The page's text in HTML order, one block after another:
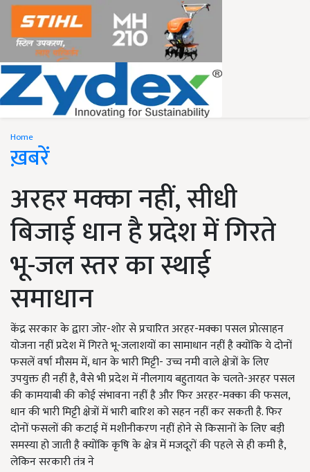
Home
ख़बरें
अरहर मक्का नहीं, सीधी
बिजाई धान है प्रदेश में गिरते
भू-जल स्तर का स्थाई
समाधान
केंद्र सरकार के द्वारा जोर-शोर से प्रचारित अरहर-मक्का पसल प्रोत्साहन
योजना नहीं प्रदेश में गिरते भू-जलाशयों का सामाधान नहीं है क्योंकि ये दोनों
फसलें वर्षा मौसम में, धान के भारी मिट्टी- उच्च नमी वाले क्षेत्रों के लिए
उपयुक्त ही नहीं है, वैसे भी प्रदेश में नीलगाय बहुतायत के चलते-अरहर पसल
की कामयाबी की कोई संभावना नहीं है और फिर अरहर-मक्का की फसल,
धान की भारी मिट्टी क्षेत्रों में भारी बारिश को सहन नहीं कर सकती है. फिर
दोनों फसलों की कटाई में मशीनीकरण नहीं होने से किसानों के लिए बड़ी
समस्या हो जाती है क्योंकि कृषि के क्षेत्र में मजदूरों की पहले से ही कमी है,
लेकिन सरकारी तंत्र ने